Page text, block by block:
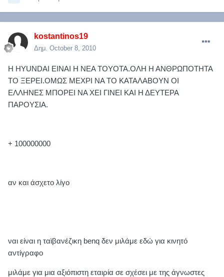
kostantinos19
Δημ. October 8, 2010
Η HYUNDAI ΕΙΝΑΙ Η ΝΕΑ TOYOTA.ΟΛΗ Η ΑΝΘΡΩΠΟΤΗΤΑ
ΤΟ ΞΕΡΕΙ.ΟΜΩΣ ΜΕΧΡΙ ΝΑ ΤΟ ΚΑΤΑΛΑΒΟΥΝ ΟΙ
ΕΛΛΗΝΕΣ ΜΠΟΡΕΙ ΝΑ ΧΕΙ ΓΙΝΕΙ ΚΑΙ Η ΔΕΥΤΕΡΑ
ΠΑΡΟΥΣΙΑ.
+ 100000000
αν και άσχετο λίγο
ναι είναι η ταϊβανέζικη benq δεν μιλάμε εδώ για κινητό
αντίγραφο
μιλάμε για μια αξιόπιστη εταιρία σε σχέσει με της άγνωστες